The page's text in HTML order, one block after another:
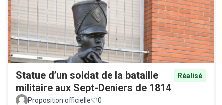
Statue d’un soldat de la bataille
militaire aux Sept-Deniers de 1814
Réalisé
Proposition officielle 0